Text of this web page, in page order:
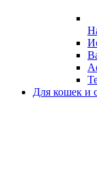
Для кошек и